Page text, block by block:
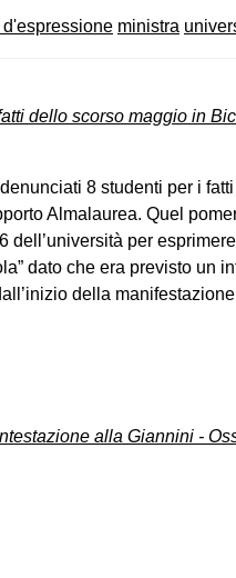
d'espressione ministra
dello scorso maggio in
8 studenti per i
Almalaurea. Quel
dell’università per
dato che era previsto un
della
alla Giannini -